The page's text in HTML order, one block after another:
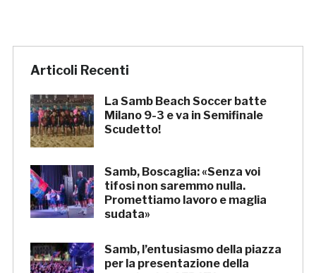
Articoli Recenti
La Samb Beach Soccer batte
Milano 9-3 e va in Semifinale
Scudetto!
Samb, Boscaglia: «Senza voi
tifosi non saremmo nulla.
Promettiamo lavoro e maglia
sudata»
Samb, l’entusiasmo della piazza
per la presentazione della